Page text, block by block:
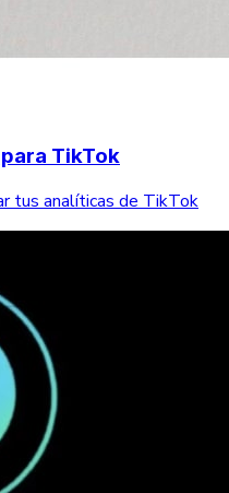
TikTok
tus analíticas de TikTok